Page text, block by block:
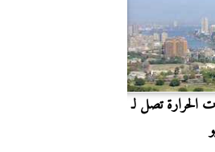
الحرارة تصل لـ